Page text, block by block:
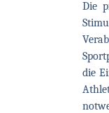
Die
die